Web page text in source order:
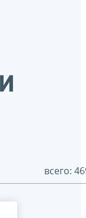
всего: